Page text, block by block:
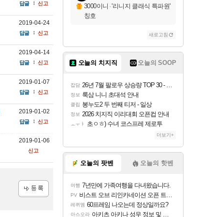
답글 신고
2019-04-24
답글 신고
2019-04-14
답글 신고
2019-01-07
답글 신고
2019-01-02
답글 신고
2019-01-06
신고
3000이니 ·'리니지 클래식 특파원'
칭호
새로고침
오늘의 치지직 오늘의 SOOP
잡담 26년 7월 팔로우 상승량 TOP 30 - 월간 치지직
정보 룩삼 니니 초대석 안내
클립 봉누도2 두 번째 티저 - 일상
정보 2026 치지직 이리대회 오픈컵 안내
ㅗㅜㅑ 초ㅇㅎ) 수녀 코스프레 제로투
더보기+
오늘의 팟벤 오늘의 핫벤
여행 7년만에 가족여행을 다녀왔습니다.
PV 비스트 오브 리인카네이션 오픈 트레일러
레퀴엠 60프레임 나오는데 정상일까요?
아스오라 아키츠 아키나 성우 정보 및 주요 필모